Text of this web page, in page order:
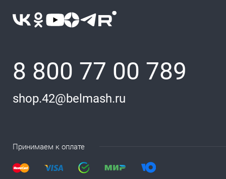
8 800 77 00 789
shop.42@belmash.ru
Принимаем к оплате